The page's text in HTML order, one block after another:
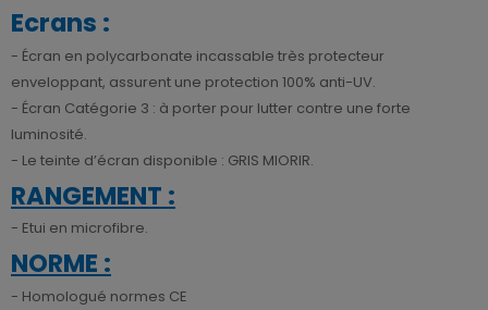
Ecrans :
- Écran en polycarbonate incassable très protecteur
enveloppant, assurent une protection 100% anti-UV.
- Écran Catégorie 3 : à porter pour lutter contre une forte
luminosité.
- Le teinte d’écran disponible : GRIS MIORIR.
RANGEMENT :
- Etui en microfibre.
NORME :
- Homologué normes CE